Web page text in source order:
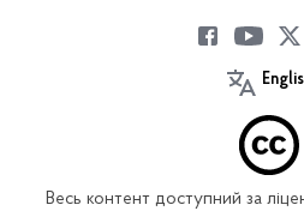
Весь контент доступний за